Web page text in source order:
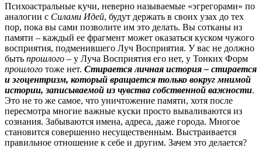
Психоастральные кучи, неверно называемые «эгрегорами» по
аналогии с Силами Идей, будут держать в своих узах до тех
пор, пока вы сами позволите им это делать. Вы сотканы из
памяти – каждый ее фрагмент может оказаться куском чужого
восприятия, подменившего Луч Восприятия. У вас не должно
быть прошлого – у Луча Восприятия его нет, у Тонких Форм
прошлого тоже нет. Стирается личная история – стирается
и эгоцентризм, который вращается только вокруг мнимой
истории, записываемой из чувства собственной важности.
Это не то же самое, что уничтожение памяти, хотя после
пересмотра многие важные куски просто вываливаются из
сознания. Забываются имена, адреса, даже города. Многое
становится совершенно несущественным. Выстраивается
правильное отношение к себе и другим. Зачем это делается?